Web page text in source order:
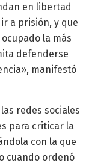
en libertad
a prisión, y que
la más
defenderse
manifestó
redes sociales
para criticar la
con la que
cuando ordenó